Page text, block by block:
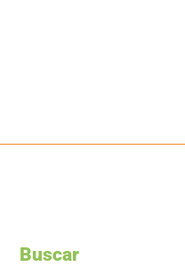
Buscar